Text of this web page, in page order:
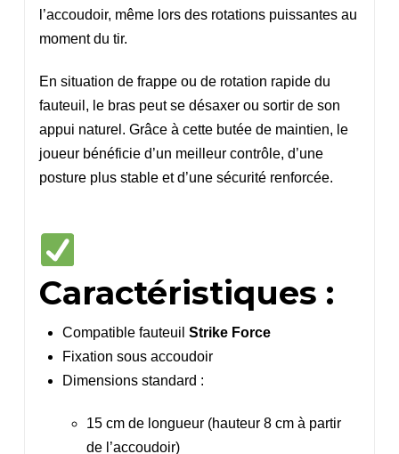
l’accoudoir, même lors des rotations puissantes au
moment du tir.
En situation de frappe ou de rotation rapide du
fauteuil, le bras peut se désaxer ou sortir de son
appui naturel. Grâce à cette butée de maintien, le
joueur bénéficie d’un meilleur contrôle, d’une
posture plus stable et d’une sécurité renforcée.
Caractéristiques :
Compatible fauteuilStrike Force
Fixation sous accoudoir
Dimensions standard :
15 cm de longueur (hauteur 8 cm à partir
de l’accoudoir)